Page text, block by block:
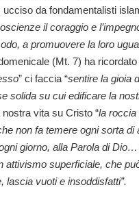
da fondamentalisti
il coraggio e
a promuovere la loro
(Mt. 7) ha
” ci faccia “sentire la gioia
solida su cui edificare la
nostra vita su Cristo “la roccia
non fa temere ogni sorta
giorno, alla Parola di
attivismo superficiale, che
lascia vuoti e insoddisfatti”.